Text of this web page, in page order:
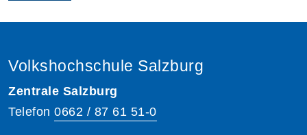
Volkshochschule Salzburg
Zentrale Salzburg
Telefon 0662 / 87 61 51-0